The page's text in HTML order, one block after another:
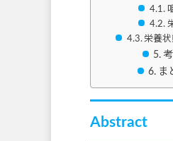
栄養
ま
Abstract